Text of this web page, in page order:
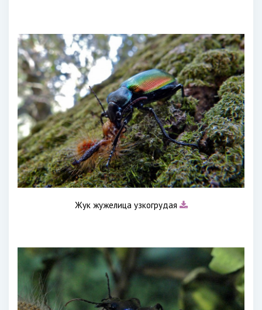
Жук жужелица узкогрудая